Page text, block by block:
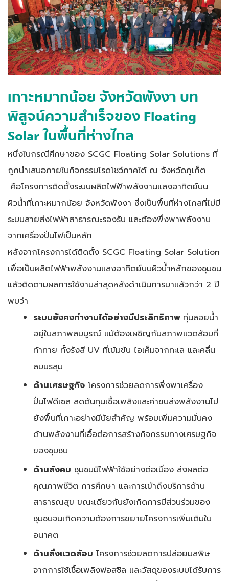
เกาะหมากน้อย จังหวัดพังงา บท
พิสูจน์ความสำเร็จของ Floating
Solar ในพื้นที่ห่างไกล
หนึ่งในกรณีศึกษาของ SCGC Floating Solar Solutions ที่
ถูกนำเสนอภายในกิจกรรมโรดโชว์ภาคใต้ ณ จังหวัดภูเก็ต
คือโครงการติดตั้งระบบผลิตไฟฟ้าพลังงานแสงอาทิตย์บน
ผิวน้ำที่เกาะหมากน้อย จังหวัดพังงา ซึ่งเป็นพื้นที่ห่างไกลที่ไม่มี
ระบบสายส่งไฟฟ้าสาธารณะรองรับ และต้องพึ่งพาพลังงาน
จากเครื่องปั่นไฟเป็นหลัก
หลังจากโครงการได้ติดตั้ง SCGC Floating Solar Solution
เพื่อเป็นผลิตไฟฟ้าพลังงานแสงอาทิตย์บนผิวน้ำหลักของชุมชน
แล้วติดตามผลการใช้งานล่าสุดหลังดำเนินการมาแล้วกว่า 2 ปี
พบว่า
ระบบยังคงทำงานได้อย่างมีประสิทธิภาพ ทุ่นลอยน้ำ
อยู่ในสภาพสมบูรณ์ แม้ต้องเผชิญกับสภาพแวดล้อมที่
ท้าทาย ทั้งรังสี UV ที่เข้มข้น ไอเค็มจากทะเล และคลื่น
ลมมรสุม
ด้านเศรษฐกิจ โครงการช่วยลดการพึ่งพาเครื่อง
ปั่นไฟดีเซล ลดต้นทุนเชื้อเพลิงและค่าขนส่งพลังงานไป
ยังพื้นที่เกาะอย่างมีนัยสำคัญ พร้อมเพิ่มความมั่นคง
ด้านพลังงานที่เอื้อต่อการสร้างกิจกรรมทางเศรษฐกิจ
ของชุมชน
ด้านสังคม ชุมชนมีไฟฟ้าใช้อย่างต่อเนื่อง ส่งผลต่อ
คุณภาพชีวิต การศึกษา และการเข้าถึงบริการด้าน
สาธารณสุข ขณะเดียวกันยังเกิดการมีส่วนร่วมของ
ชุมชนจนเกิดความต้องการขยายโครงการเพิ่มเติมใน
อนาคต
ด้านสิ่งแวดล้อม โครงการช่วยลดการปล่อยมลพิษ
จากการใช้เชื้อเพลิงฟอสซิล และวัสดุของระบบได้รับการ